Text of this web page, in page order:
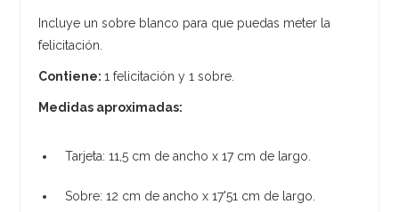
Incluye un sobre blanco para que puedas meter la
felicitación.
Contiene:1 felicitación y 1 sobre.
Medidas aproximadas:
Tarjeta: 11,5 cm de ancho x 17 cm de largo.
Sobre: 12 cm de ancho x 17'51 cm de largo.